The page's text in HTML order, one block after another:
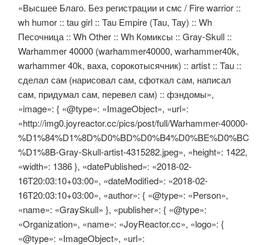
«Высшее Благо. Без регистрации и смс / Fire warrior ::
wh humor :: tau girl :: Tau Empire (Tau, Тау) :: Wh
Песочница :: Wh Other :: Wh Комиксы :: Gray-Skull ::
Warhammer 40000 (warhammer40000, warhammer40k,
warhammer 40k, ваха, сорокотысячник) :: artist :: Tau ::
сделал сам (нарисовал сам, сфоткал сам, написал
сам, придумал сам, перевел сам) :: фэндомы»,
«image»: { «@type»: «ImageObject», «url»:
«http://img0.joyreactor.cc/pics/post/full/Warhammer-40000-
%D1%84%D1%8D%D0%BD%D0%B4%D0%BE%D0%BC
%D1%8B-Gray-Skull-artist-4315282.jpeg», «height»: 1422,
«width»: 1386 }, «datePublished»: «2018-02-
16T20:03:10+03:00», «dateModified»: «2018-02-
16T20:03:10+03:00», «author»: { «@type»: «Person»,
«name»: «GraySkull» }, «publisher»: { «@type»:
«Organization», «name»: «JoyReactor.cc», «logo»: {
«@type»: «ImageObject», «url»: